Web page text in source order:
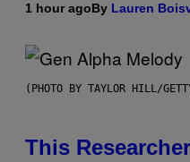
1 hour agoBy Lauren
(PHOTO BY TAYLOR HILL/
This